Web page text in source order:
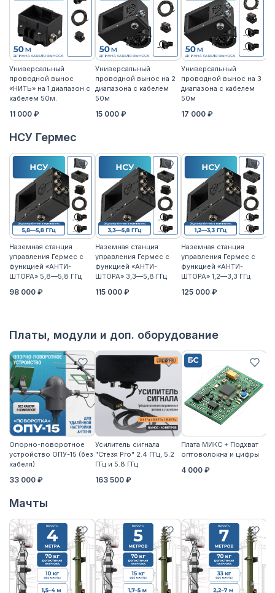
Универсальный
проводной вынос
«НИТЬ» на 1 диапазон с
кабелем 50м.
11 000 ₽
Универсальный
проводной вынос на 2
диапазона с кабелем
50м
15 000 ₽
Универсальный
проводной вынос на 3
диапазона с кабелем
50м
17 000 ₽
НСУ Гермес
Наземная станция
управления Гермес с
функцией «АНТИ-
ШТОРА» 5,8—5,8 ГГц
98 000 ₽
Наземная станция
управления Гермес с
функцией «АНТИ-
ШТОРА» 3,3—5,8 ГГц
115 000 ₽
Наземная станция
управления Гермес с
функцией «АНТИ-
ШТОРА» 1,2—3,3 ГГц
125 000 ₽
Платы, модули и доп. оборудование
Опорно-поворотное
устройство ОПУ-15 (без
кабеля)
33 000 ₽
Усилитель сигнала
"Стезя Pro" 2.4 ГГц, 5.2
ГГц и 5.8 ГГц
163 500 ₽
Плата МИКС + Подхват
оптоволокна и цифры
4 000 ₽
Мачты